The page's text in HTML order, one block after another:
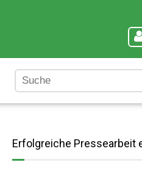
Erfolgreiche Pressearbeit